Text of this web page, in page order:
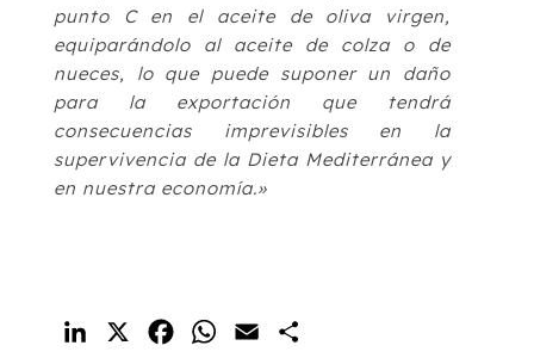
punto C en el aceite de oliva virgen,
equiparándolo al aceite de colza o de
nueces, lo que puede suponer un daño
para la exportación que tendrá
consecuencias imprevisibles en la
supervivencia de la Dieta Mediterránea y
en nuestra economía.»
LinkedIn FacebookWhatsApp
Email